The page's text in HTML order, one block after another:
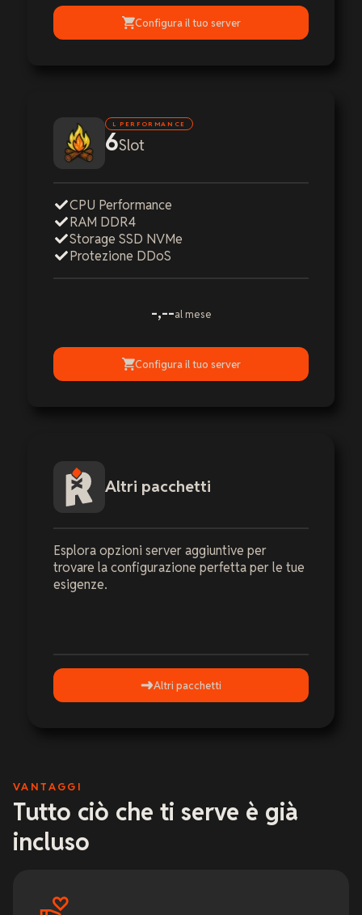
Configura il tuo server
L PERFORMANCE
6Slot
CPU Performance
RAM DDR4
Storage SSD NVMe
Protezione DDoS
-,--al mese
Configura il tuo server
Altri pacchetti
Esplora opzioni server aggiuntive per
trovare la configurazione perfetta per le tue
esigenze.
Altri pacchetti
VANTAGGI
Tutto ciò che ti serve è già
incluso